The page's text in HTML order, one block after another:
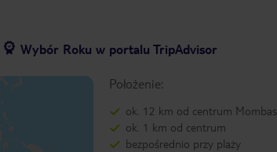
W restauracji nie mogę zapomnieć
Andersona z ciągłym uśmiechem i
Steva. Bardzo pomocna była
przesympatyczna , młoda kobieta
– Sandra. Dziękuje Wam wszystkim .
Wybór Roku w portalu TripAdvisor
Położenie:
ok. 12 km od centrum
ok. 1 km od centrum
bezpośrednio przy plaży